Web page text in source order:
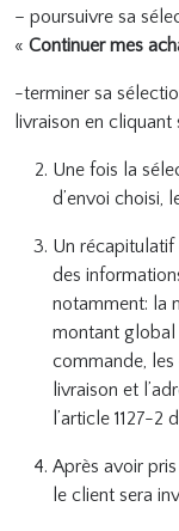
– poursuivre sa
« Continuer mes
-terminer sa
livraison en cliquant
Une fois la
d’envoi choisi,
Un récapitulatif
des
notamment: la
montant global
commande, les
livraison et
l’article 1127-2
Après avoir
le client sera